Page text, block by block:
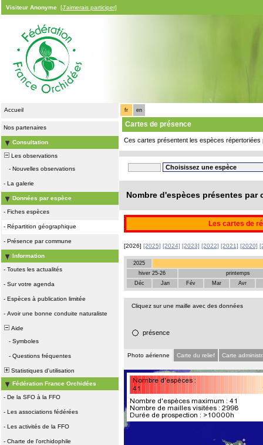
Visiteur Anonyme [J'aimerais participer]
Accueil
Nos partenaires
Consultation
Les observations
- Nouvelles observations
- La galerie
Données par espèce
- Fiches espèces
- Répartition géographique
- Présence par commune
Information
- Toutes les actualités
- Sur votre agenda
- Espèces à publication limitée
- Avoir une bonne conduite naturaliste
Aide
- Symboles
- Questions fréquentes
Statistiques d'utilisation
Fédération France Orchidées
- De la SFO à la FFO
- Les associations fédérées
- Les activités de la FFO
- Charte de l'orchidophile
fr en
Cartes de présence
Ces cartes présentent les espèces répertoriées
Nombre d'espèces présentes par
Les cartes de
[2026] [2025] [2024] [2023] [2022] [2021] [2020]
2025
hiver 25-26
printemps
Déc
Jan Fév Mar Avr
Cliquez sur une maille avec des données
présence
Photo aérienne Carte du relief Carte